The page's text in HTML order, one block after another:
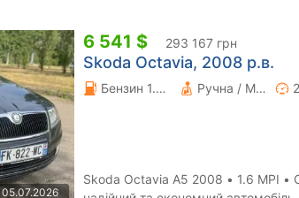
05.07.2026
6 541 $ 293 167 грн
Skoda Octavia, 2008 р.в.
Бензин 1.6 л. Ручна / Механіка
Skoda Octavia A5 2008 • 1.6 MPI •